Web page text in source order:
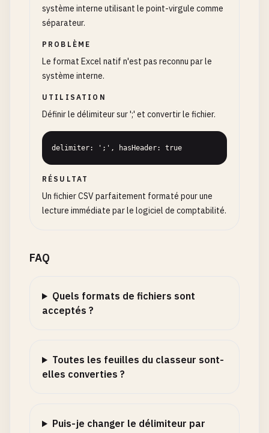
système interne utilisant le point-virgule comme
séparateur.
PROBLÈME
Le format Excel natif n'est pas reconnu par le
système interne.
UTILISATION
Définir le délimiteur sur ';' et convertir le fichier.
delimiter: ';', hasHeader: true
RÉSULTAT
Un fichier CSV parfaitement formaté pour une
lecture immédiate par le logiciel de comptabilité.
FAQ
Quels formats de fichiers sont
acceptés ?
Toutes les feuilles du classeur sont-
elles converties ?
Puis-je changer le délimiteur par